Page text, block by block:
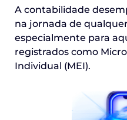
A contabilidade
na jornada de
especialmente para
registrados como
Individual (MEI).